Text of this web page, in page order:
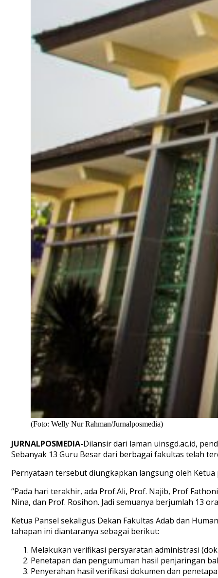
(Foto: Welly Nur Rahman/Jurnalposmedia)
JURNALPOSMEDIA-Dilansir dari laman uinsgd.ac.id,
Sebanyak 13 Guru Besar dari berbagai fakultas telah
Pernyataan tersebut diungkapkan langsung oleh Ketua
“Pada hari terakhir, ada Prof.Ali, Prof. Najib, Prof
Nina, dan Prof. Rosihon. Jadi semuanya berjumlah 13
Ketua Pansel sekaligus Dekan Fakultas Adab dan
tahapan ini diantaranya sebagai berikut:
Melakukan verifikasi persyaratan administrasi
Penetapan dan pengumuman hasil penjaringan
Penyerahan hasil verifikasi dokumen dan